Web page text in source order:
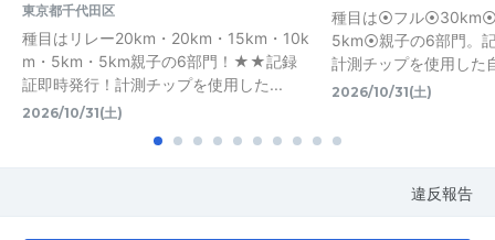
東京都千代田区
種目はリレー20km・20km・15km・10k
m・5km・5km親子の6部門！★★記録
証即時発行！計測チップを使用した...
2026/10/31(土)
種目は⦿フル
5km⦿親子の6部門。
計測チップを使用した
2026/10/31(土)
違反報告